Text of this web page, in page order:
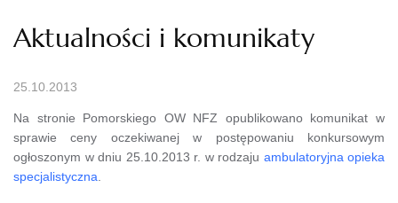
Aktualności i komunikaty
25.10.2013
Na stronie Pomorskiego OW NFZ opublikowano komunikat w
sprawie ceny oczekiwanej w postępowaniu konkursowym
ogłoszonym w dniu 25.10.2013 r. w rodzaju ambulatoryjna opieka
specjalistyczna